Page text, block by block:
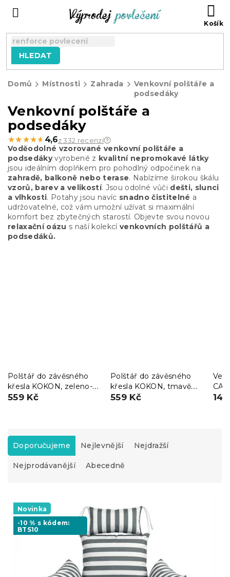
HLEDAT
Domů Místnosti Zahrada
Venkovní polštáře a
podsedáky
Venkovní polštáře a
podsedáky
★★★★★
★★★★★ 4,6z 332 recenzí
Voděodolné vzorované venkovní polštáře a
podsedákyvyrobené z kvalitní nepromokavé látky
jsou ideálním doplňkem pro pohodlný odpočinek na
zahradě, balkoně nebo terase. Nabízíme širokou škálu
vzorů, barev a velikostí. Jsou odolné vůči dešti, slunci
a vlhkosti. Potahy jsou navíc snadno čistitelné a
udržovatelné, což vám umožní užívat si maximální
komfort bez zbytečných starostí. Objevte svou novou
relaxační oázu s naší kolekcívenkovních polštářů a
podsedáků.
Polštář do závěsného
křesla KOKON, zeleno-
bílý
559 Kč
Polštář do závěsného
křesla KOKON, tmavě
šedý
559 Kč
Ř
z
e
p
d
Doporučujeme Nejlevnější Nejdražší
Nejprodávanější Abecedně
p
Novinka
-10 % s kódem:
BTS10